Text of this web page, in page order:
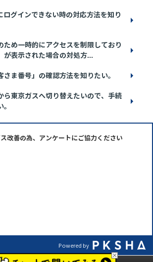
ログインできない時の対応方法を知り
ため一時的にアクセスを制限しており
が表示された場合の対処方...
ま番号」の確認方法を知りたい。
ら東京ガスへ切り替えたいので、手続
改善の為、アンケートにご協力ください
Powered by